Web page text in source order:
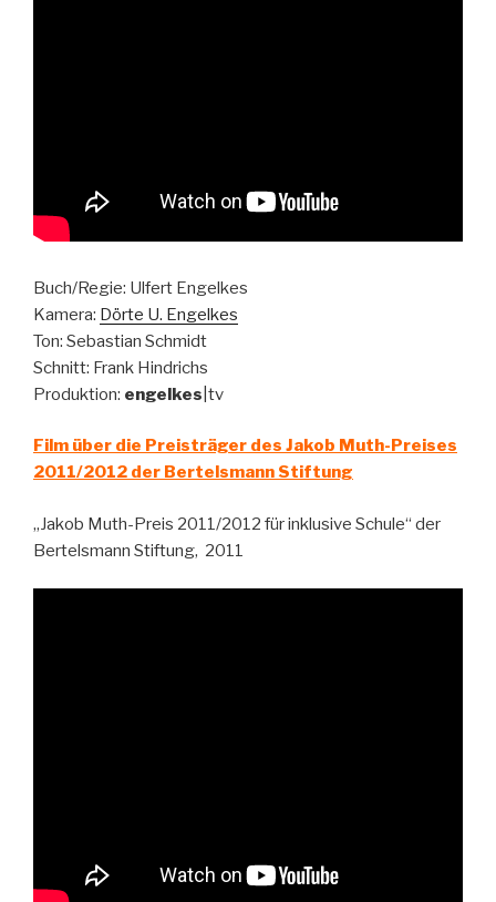
Buch/Regie: Ulfert Engelkes
Kamera: Dörte U. Engelkes
Ton: Sebastian Schmidt
Schnitt: Frank Hindrichs
Produktion: engelkes |tv
Film über die Preisträger des Jakob Muth-Preises
2011/2012 der Bertelsmann Stiftung
„Jakob Muth-Preis 2011/2012 für inklusive Schule“ der
Bertelsmann Stiftung, 2011